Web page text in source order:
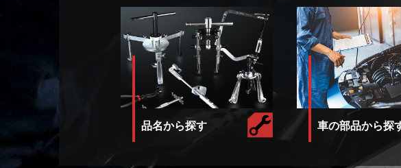
品名から探す 車の部品から探